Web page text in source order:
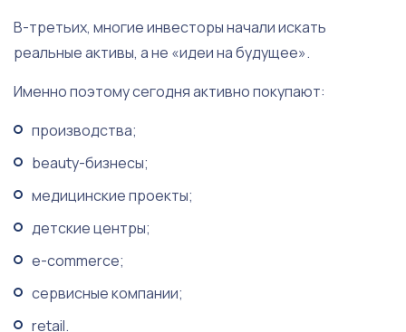
В-третьих, многие инвесторы начали искать
реальные активы, а не «идеи на будущее».
Именно поэтому сегодня активно покупают:
производства;
beauty-бизнесы;
медицинские проекты;
детские центры;
e-commerce;
сервисные компании;
retail.